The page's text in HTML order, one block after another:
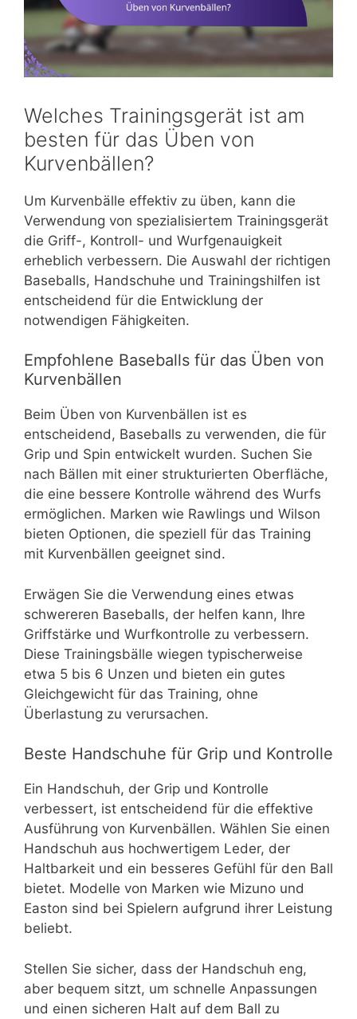
Welches Trainingsgerät ist am
besten für das Üben von
Kurvenbällen?
Um Kurvenbälle effektiv zu üben, kann die
Verwendung von spezialisiertem Trainingsgerät
die Griff-, Kontroll- und Wurfgenauigkeit
erheblich verbessern. Die Auswahl der richtigen
Baseballs, Handschuhe und Trainingshilfen ist
entscheidend für die Entwicklung der
notwendigen Fähigkeiten.
Empfohlene Baseballs für das Üben von
Kurvenbällen
Beim Üben von Kurvenbällen ist es
entscheidend, Baseballs zu verwenden, die für
Grip und Spin entwickelt wurden. Suchen Sie
nach Bällen mit einer strukturierten Oberfläche,
die eine bessere Kontrolle während des Wurfs
ermöglichen. Marken wie Rawlings und Wilson
bieten Optionen, die speziell für das Training
mit Kurvenbällen geeignet sind.
Erwägen Sie die Verwendung eines etwas
schwereren Baseballs, der helfen kann, Ihre
Griffstärke und Wurfkontrolle zu verbessern.
Diese Trainingsbälle wiegen typischerweise
etwa 5 bis 6 Unzen und bieten ein gutes
Gleichgewicht für das Training, ohne
Überlastung zu verursachen.
Beste Handschuhe für Grip und Kontrolle
Ein Handschuh, der Grip und Kontrolle
verbessert, ist entscheidend für die effektive
Ausführung von Kurvenbällen. Wählen Sie einen
Handschuh aus hochwertigem Leder, der
Haltbarkeit und ein besseres Gefühl für den Ball
bietet. Modelle von Marken wie Mizuno und
Easton sind bei Spielern aufgrund ihrer Leistung
beliebt.
Stellen Sie sicher, dass der Handschuh eng,
aber bequem sitzt, um schnelle Anpassungen
und einen sicheren Halt auf dem Ball zu